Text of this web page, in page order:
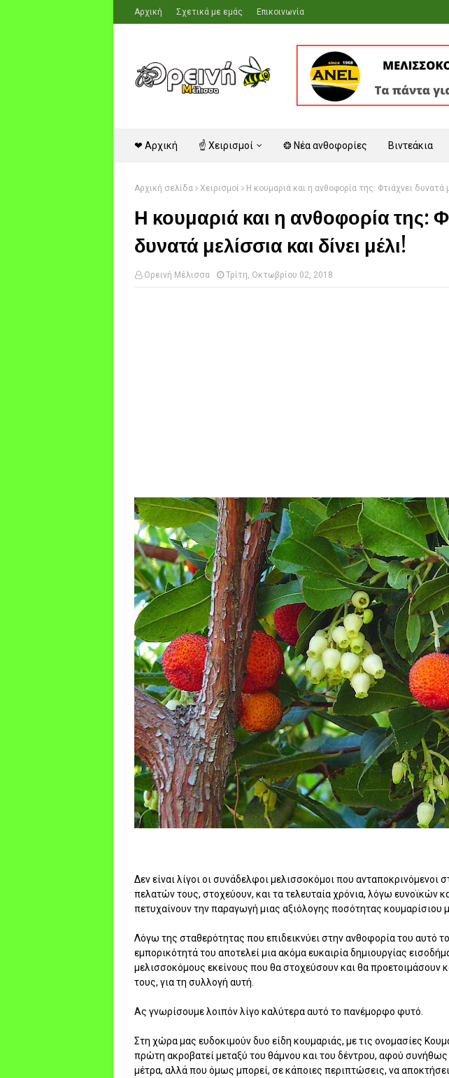
Αρχική Σχετικά με εμάς Επικοινωνία
❤ Αρχική ☝ Χειρισμοί ❂ Νέα ανθοφορίες Βιντεάκια
Αρχική σελίδα Χειρισμοί Η κουμαριά και η ανθοφορία της: Φτιάχνει δυνατά
Η κουμαριά και η ανθοφορία της:
δυνατά μελίσσια και δίνει μέλι!
Ορεινή Μέλισσα Τρίτη, Οκτωβρίου 02, 2018
Δεν είναι λίγοι οι συνάδελφοι μελισσοκόμοι που ανταποκρινόμενοι
πελατών τους, στοχεύουν, και τα τελευταία χρόνια, λόγω ευνοϊκών
πετυχαίνουν την παραγωγή μιας αξιόλογης ποσότητας κουμαρίσιου
Λόγω της σταθερότητας που επιδεικνύει στην ανθοφορία του αυτό
εμπορικότητά του αποτελεί μια ακόμα ευκαιρία δημιουργίας
μελισσοκόμους εκείνους που θα στοχεύσουν και θα προετοιμάσουν
τους, για τη συλλογή αυτή.
Ας γνωρίσουμε λοιπόν λίγο καλύτερα αυτό το πανέμορφο φυτό.
Στη χώρα μας ευδοκιμούν δυο είδη κουμαριάς, με τις ονομασίες
πρώτη ακροβατεί μεταξύ του θάμνου και του δέντρου, αφού συνήθως
μέτρα, αλλά που όμως μπορεί, σε κάποιες περιπτώσεις, να